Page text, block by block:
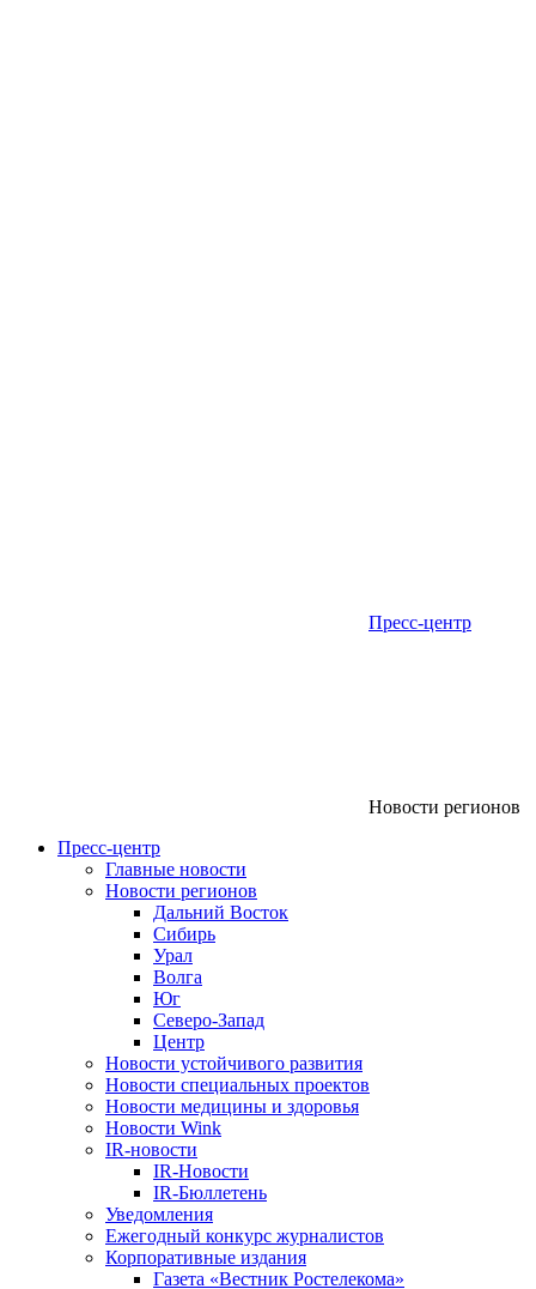
Пресс-центр
Новости регионов
Пресс-центр
Главные новости
Новости регионов
Дальний Восток
Сибирь
Урал
Волга
Юг
Северо-Запад
Центр
Новости устойчивого развития
Новости специальных проектов
Новости медицины и здоровья
Новости Wink
IR-новости
IR-Новости
IR-Бюллетень
Уведомления
Ежегодный конкурс журналистов
Корпоративные издания
Газета «Вестник Ростелекома»